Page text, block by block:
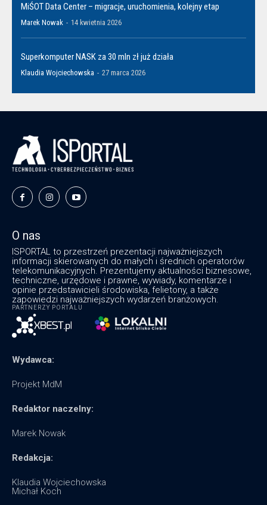
MiŚOT Data Center – migracje, uruchomienia, kolejny etap
Marek Nowak - 14 kwietnia 2026
Superkomputer NASK za 30 mln zł już działa
Klaudia Wojciechowska - 27 marca 2026
O nas
ISPORTAL to przestrzeń prezentacji najważniejszych
informacji skierowanych do małych i średnich operatorów
telekomunikacyjnych. Prezentujemy aktualności biznesowe,
techniczne, urzędowe i prawne, wywiady, komentarze i
opinie przedstawicieli środowiska, felietony, a także
zapowiedzi najważniejszych wydarzeń branżowych.
PARTNERZY PORTALU
Wydawca:
Projekt MdM
Redaktor naczelny:
Marek Nowak
Redakcja:
Klaudia Wojciechowska
Michał Koch